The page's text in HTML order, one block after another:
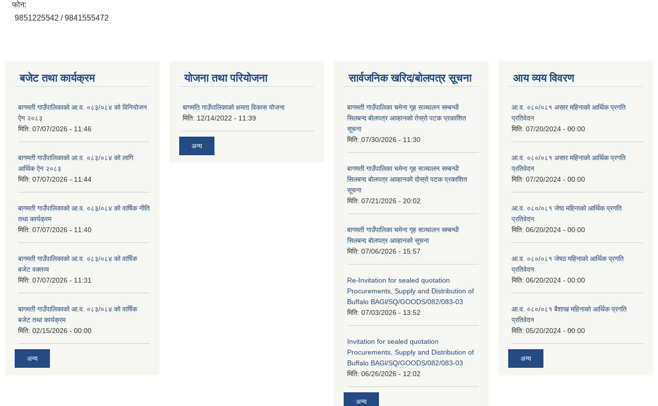
फोन:
9851225542 / 9841555472
बजेट तथा कार्यक्रम
बागमती गाउँपालिकाको आ.व. ०८३/०८४ को विनियोजन
ऐन २०८३
मिति: 07/07/2026 - 11:46
बागमती गाउँपालिकाको आ.व. ०८३/०८४ को लागि
आर्थिक ऐन २०८३
मिति: 07/07/2026 - 11:44
बागमती गाउँपालिकाको आ.व. ०८३/०८४ को वार्षिक नीति
तथा कार्यक्रम
मिति: 07/07/2026 - 11:40
बागमती गाउँपालिकाको आ.व. ०८३/०८४ को वार्षिक
बजेट वक्तव्य
मिति: 07/07/2026 - 11:31
बागमती गाउँपालिकाको आ.व. ०८३/०८४ को वार्षिक
बजेट तथा कार्यक्रम
मिति: 02/15/2026 - 00:00
अन्य
योजना तथा परियोजना
बागमति गाउँपालिकाको क्षमता विकास योजना
मिति: 12/14/2022 - 11:39
अन्य
सार्वजनिक खरिद/बोलपत्र सूचना
बागमती गाउँपालिका चमेना गृह सञ्चालन सम्बन्धी
सिलबन्द बोलपत्र आव्हानको तेस्रो पटक प्रकाशित
सूचना
मिति: 07/30/2026 - 11:30
बागमती गाउँपालिका चमेना गृह सञ्चालन सम्बन्धी
सिलबन्द बोलपत्र आव्हानको दोस्रो पटक प्रकाशित
सूचना
मिति: 07/21/2026 - 20:02
बागमती गाउँपालिका चमेना गृह सञ्चालन सम्बन्धी
सिलबन्द बोलपत्र आव्हानको सूचना
मिति: 07/06/2026 - 15:57
Re-Invitation for sealed quotation
Procurements, Supply and Distribution of
Buffalo BAGl/SQ/GOODS/082/083-03
मिति: 07/03/2026 - 13:52
Invitation for sealed quotation
Procurements, Supply and Distribution of
Buffalo BAGl/SQ/GOODS/082/083-03
मिति: 06/26/2026 - 12:02
अन्य
आय व्यय विवरण
आ.व. ०८०/०८१ असार महिनाको आर्थिक प्रगति
प्रतिवेदन
मिति: 07/20/2024 - 00:00
आ.व. ०८०/०८१ असार महिनाको आर्थिक प्रगति
प्रतिवेदन
मिति: 07/20/2024 - 00:00
आ.व. ०८०/०८१ जेष्ठ महिनाको आर्थिक प्रगति
प्रतिवेदन
मिति: 06/20/2024 - 00:00
आ.व. ०८०/०८१ जेषठ महिनाको आर्थिक प्रगति
प्रतिवेदन
मिति: 06/20/2024 - 00:00
आ.व. ०८०/०८१ बैशाख महिनाको आर्थिक प्रगति
प्रतिवेदन
मिति: 05/20/2024 - 00:00
अन्य